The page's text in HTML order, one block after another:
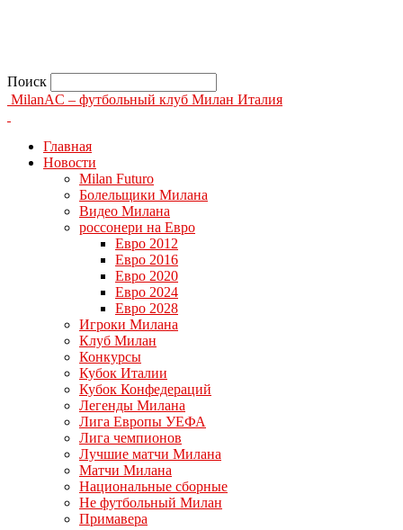
Поиск
MilanAC – футбольный клуб Милан Италия
Главная
Новости
Milan Futuro
Болельщики Милана
Видео Милана
россонери на Евро
Евро 2012
Евро 2016
Евро 2020
Евро 2024
Евро 2028
Игроки Милана
Клуб Милан
Конкурсы
Кубок Италии
Кубок Конфедераций
Легенды Милана
Лига Европы УЕФА
Лига чемпионов
Лучшие матчи Милана
Матчи Милана
Национальные сборные
Не футбольный Милан
Примавера